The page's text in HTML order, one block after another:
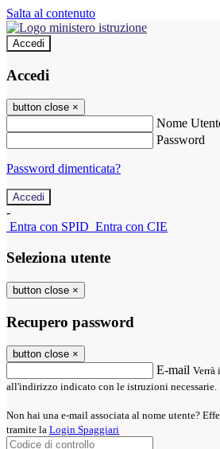
Salta al contenuto
Accedi
Accedi
button close ×
Nome
Password
Password dimenticata?
-
Entra con SPID Entra con CIE
Seleziona utente
button close ×
Recupero password
button close ×
E-mail Verrà
all'indirizzo indicato con le istruzioni necessarie.
Non hai una e-mail associata al nome utente?
tramite la Login Spaggiari